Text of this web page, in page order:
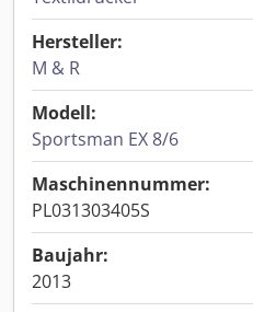
Hersteller:
M & R
Modell:
Sportsman EX 8/6
Maschinennummer:
PL031303405S
Baujahr:
2013